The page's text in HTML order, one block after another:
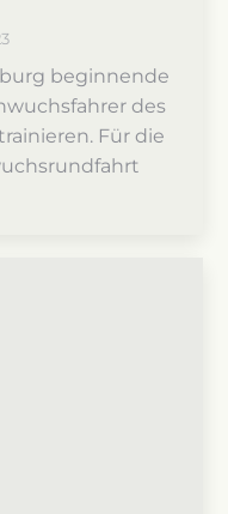
beginnende
des
Für die